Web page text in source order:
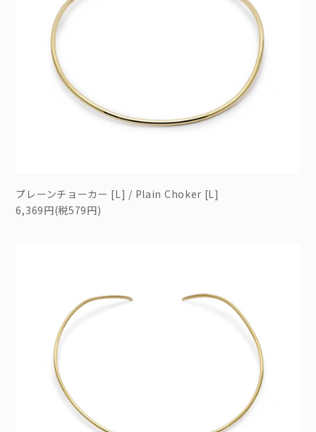
プレーンチョーカー [L] / Plain Choker [L]
6,369円(税579円)